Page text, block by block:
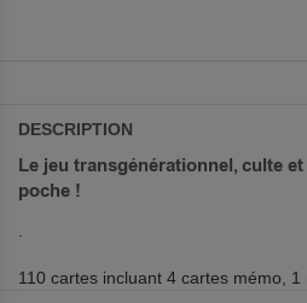
DESCRIPTION
Le jeu transgénérationnel, culte
poche !
110 cartes incluant 4 cartes mémo, 1